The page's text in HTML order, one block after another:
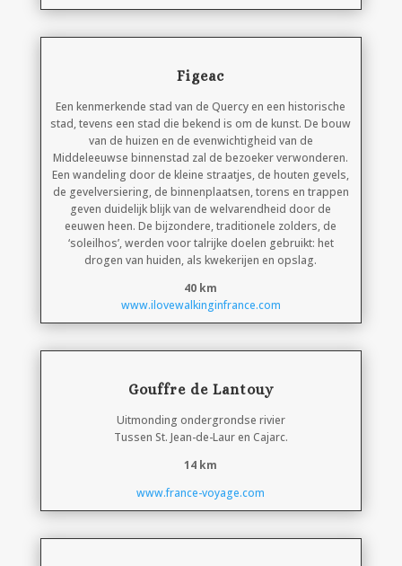
Figeac
Een kenmerkende stad van de Quercy en een historische
stad, tevens een stad die bekend is om de kunst. De bouw
van de huizen en de evenwichtigheid van de
Middeleeuwse binnenstad zal de bezoeker verwonderen.
Een wandeling door de kleine straatjes, de houten gevels,
de gevelversiering, de binnenplaatsen, torens en trappen
geven duidelijk blijk van de welvarendheid door de
eeuwen heen. De bijzondere, traditionele zolders, de
‘soleilhos’, werden voor talrijke doelen gebruikt: het
drogen van huiden, als kwekerijen en opslag.
40 km
www.ilovewalkinginfrance.com
Gouffre de Lantouy
Uitmonding ondergrondse rivier
Tussen St. Jean-de-Laur en Cajarc.
14 km
www.france-voyage.com